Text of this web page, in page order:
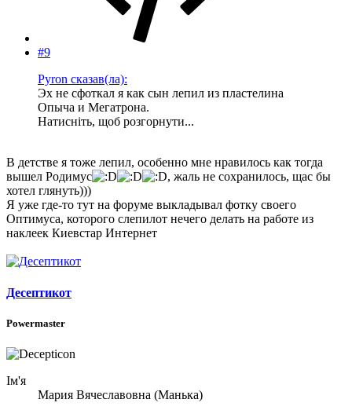
#9
Pyron сказав(ла):
Эх не сфоткал я как сын лепил из пластелина
Опыча и Мегатрона.
Натисніть, щоб розгорнути...
В детстве я тоже лепил, особенно мне нравилось как тогда
вышел Родимус
, жаль не сохранилось, щас бы
хотел глянуть)))
Я уже где-то тут на форуме выкладывал фотку своего
Оптимуса, которого слепилот нечего делать на работе из
наклеек Киевстар Интернет
Десептикот
Ім'я
Мария Вячеславовна (Манька)